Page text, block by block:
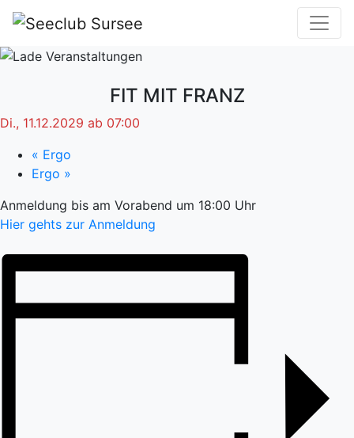
FIT MIT FRANZ
Di., 11.12.2029 ab 07:00
« Ergo
Ergo »
Anmeldung bis am Vorabend um 18:00 Uhr
Hier gehts zur Anmeldung